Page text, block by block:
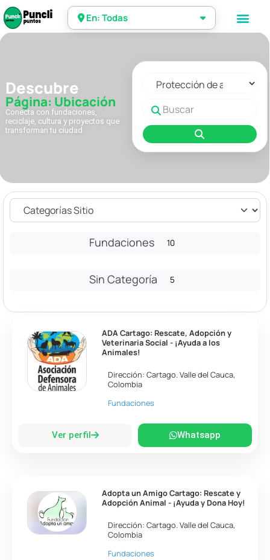
En: Todas
Descubre
Página: Ubicación
Conecta con fundaciones,
reciclaje, cultura y proyectos que
transforman tu ciudad.
Seleccionar el formulario de
Buscar
Fundaciones 10
Sin Categoría 5
ADA Cartago: Rescate, Adopción y
Veterinaria Social - ¡Ayuda a los
Animales!
Dirección:Cartago.Valle del Cauca,
Colombia
Fundaciones
Ver perfil Whatsapp
Adopta un Amigo Cartago: Rescate y
Adopción Animal - ¡Ayuda y Dona Hoy!
Dirección:Cartago.Valle del Cauca,
Colombia
Fundaciones